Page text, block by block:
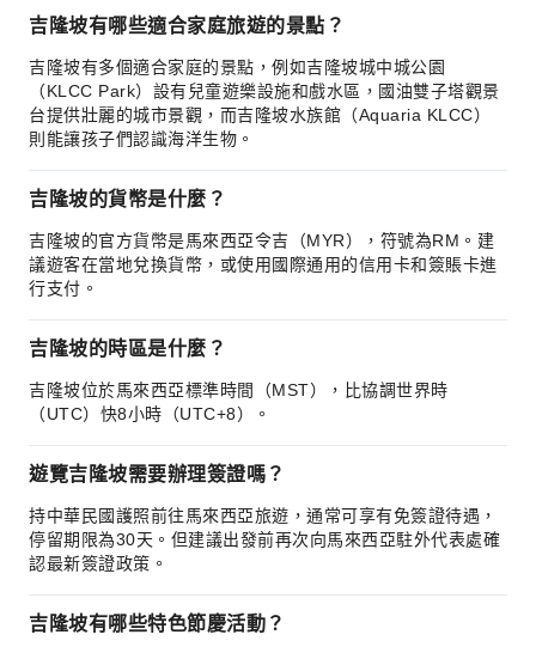
吉隆坡有哪些適合家庭旅遊的景點？
吉隆坡有多個適合家庭的景點，例如吉隆坡城中城公園
（KLCC Park）設有兒童遊樂設施和戲水區，國油雙子塔觀景
台提供壯麗的城市景觀，而吉隆坡水族館（Aquaria KLCC）
則能讓孩子們認識海洋生物。
吉隆坡的貨幣是什麼？
吉隆坡的官方貨幣是馬來西亞令吉（MYR），符號為RM。建
議遊客在當地兌換貨幣，或使用國際通用的信用卡和簽賬卡進
行支付。
吉隆坡的時區是什麼？
吉隆坡位於馬來西亞標準時間（MST），比協調世界時
（UTC）快8小時（UTC+8）。
遊覽吉隆坡需要辦理簽證嗎？
持中華民國護照前往馬來西亞旅遊，通常可享有免簽證待遇，
停留期限為30天。但建議出發前再次向馬來西亞駐外代表處確
認最新簽證政策。
吉隆坡有哪些特色節慶活動？